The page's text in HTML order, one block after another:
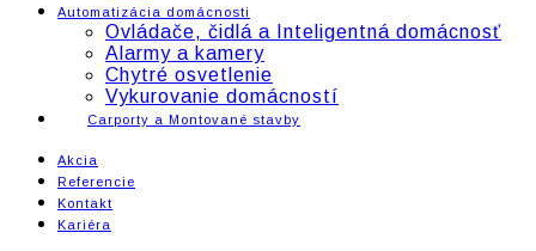
Automatizácia domácnosti
Ovládače, čidlá a Inteligentná domácnosť
Alarmy a kamery
Chytré osvetlenie
Vykurovanie domácností
Carporty a Montované stavby
Akcia
Referencie
Kontakt
Kariéra